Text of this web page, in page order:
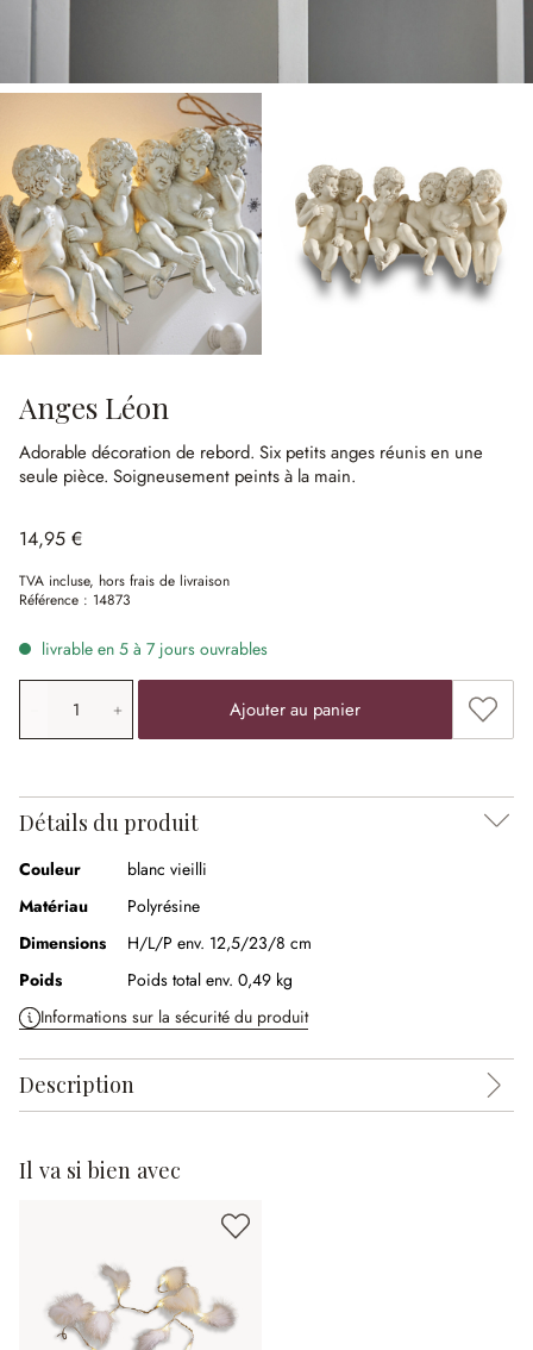
Anges Léon
Adorable décoration de rebord. Six petits anges réunis en une
seule pièce. Soigneusement peints à la main.
14,95 €
TVA incluse, hors frais de livraison
Référence : 14873
livrable en 5 à 7 jours ouvrables
Quantité de produit: saisissez la valeur souhaitée ou
Ajouter au panier
Détails du produit
Couleur
blanc vieilli
Matériau
Polyrésine
Dimensions
H/L/P env. 12,5/23/8 cm
Poids
Poids total env. 0,49 kg
Informations sur la sécurité du produit
Description
Il va si bien avec